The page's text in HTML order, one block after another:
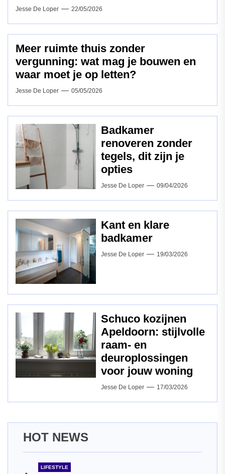
Jesse De Loper 22/05/2026
Meer ruimte thuis zonder
vergunning: wat mag je bouwen en
waar moet je op letten?
Jesse De Loper 05/05/2026
Badkamer
renoveren zonder
tegels, dit zijn je
opties
Jesse De Loper 09/04/2026
Kant en klare
badkamer
Jesse De Loper 19/03/2026
Schuco kozijnen
Apeldoorn: stijlvolle
raam‑ en
deuroplossingen
voor jouw woning
Jesse De Loper 17/03/2026
HOT NEWS
LIFESTYLE